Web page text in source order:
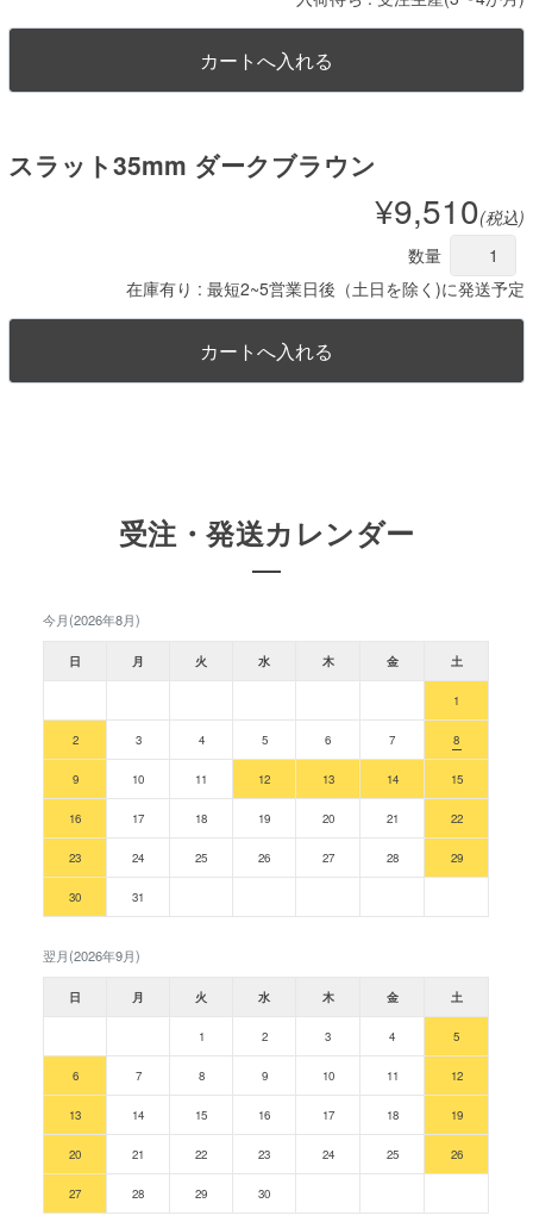
スラット35mm ダークブラウン
¥9,510(税込)
数量
在庫有り : 最短2~5営業日後（土日を除く)に発送予定
受注・発送カレンダー
今月(2026年8月)
日 月 火 水 木 金 土
1
2 3 4 5 6 7 8
9 10 11 12 13 14 15
16 17 18 19 20 21 22
23 24 25 26 27 28 29
30 31
翌月(2026年9月)
日 月 火 水 木 金 土
1 2 3 4 5
6 7 8 9 10 11 12
13 14 15 16 17 18 19
20 21 22 23 24 25 26
27 28 29 30